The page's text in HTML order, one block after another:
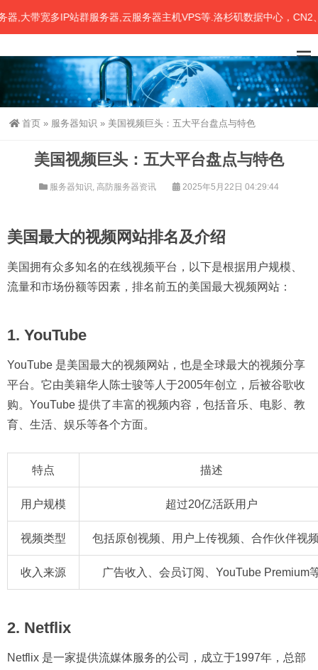
宽多IP站群服务器,云服务器主机VPS等.洛杉矶数据中心，CN2、联
首页 » 服务器知识 » 美国视频巨头：五大平台盘点与特色
美国视频巨头：五大平台盘点与特色
服务器知识, 高防服务器资讯 2025年5月22日 04:29:44
美国最大的视频网站排名及介绍
美国拥有众多知名的在线视频平台，以下是根据用户规模、
流量和市场份额等因素，排名前五的美国最大视频网站：
1. YouTube
YouTube 是美国最大的视频网站，也是全球最大的视频分享
平台。它由美籍华人陈士骏等人于2005年创立，后被谷歌收
购。YouTube 提供了丰富的视频内容，包括音乐、电影、教
育、生活、娱乐等各个方面。
特点 描述
用户规模 超过20亿活跃用户
视频类型 包括原创视频、用户上传视频、合作伙伴视
收入来源 广告收入、会员订阅、YouTube Premium
2. Netflix
Netflix 是一家提供流媒体服务的公司，成立于1997年，总部